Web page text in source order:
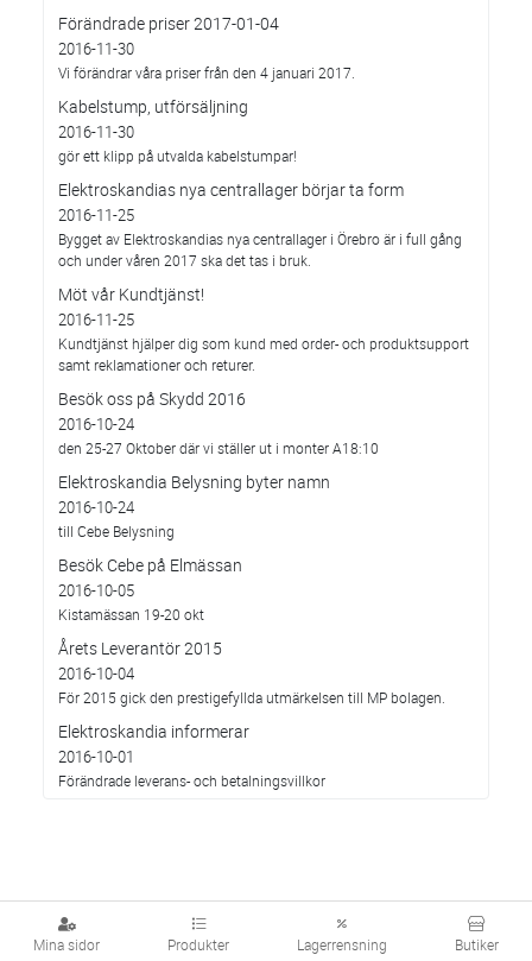
Mina sidor Produkter Lagerrensning Butiker
Förändrade priser 2017-01-04
2016-11-30
Vi förändrar våra priser från den 4 januari 2017.
Kabelstump, utförsäljning
2016-11-30
gör ett klipp på utvalda kabelstumpar!
Elektroskandias nya centrallager börjar ta form
2016-11-25
Bygget av Elektroskandias nya centrallager i Örebro är i full gång
och under våren 2017 ska det tas i bruk.
Möt vår Kundtjänst!
2016-11-25
Kundtjänst hjälper dig som kund med order- och produktsupport
samt reklamationer och returer.
Besök oss på Skydd 2016
2016-10-24
den 25-27 Oktober där vi ställer ut i monter A18:10
Elektroskandia Belysning byter namn
2016-10-24
till Cebe Belysning
Besök Cebe på Elmässan
2016-10-05
Kistamässan 19-20 okt
Årets Leverantör 2015
2016-10-04
För 2015 gick den prestigefyllda utmärkelsen till MP bolagen.
Elektroskandia informerar
2016-10-01
Förändrade leverans- och betalningsvillkor